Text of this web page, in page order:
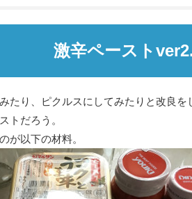
激辛ペースト
たり、ピクルスにしてみたりと改良
トだろう。
が以下の材料。